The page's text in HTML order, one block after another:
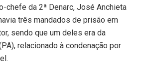
chefe da 2ª Denarc, José Anchieta
três mandados de prisão em
sendo que um deles era da
relacionado à condenação por